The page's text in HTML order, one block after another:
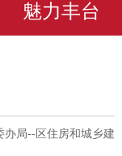
魅力丰台
办局--区住房和城乡建